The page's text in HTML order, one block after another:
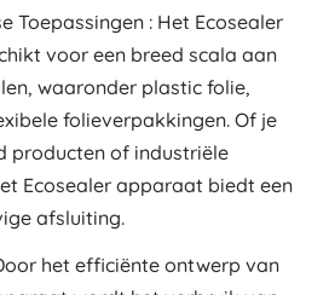
Toepassingen : Het Ecosealer
voor een breed scala aan
waaronder plastic folie,
folieverpakkingen. Of je
producten of industriële
Ecosealer apparaat biedt een
afsluiting.
het efficiënte ontwerp van